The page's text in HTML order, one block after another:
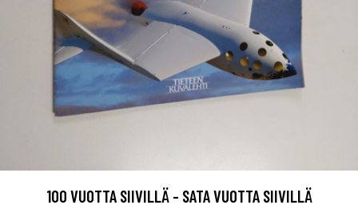
100 VUOTTA SIIVILLÄ - SATA VUOTTA SIIVILLÄ